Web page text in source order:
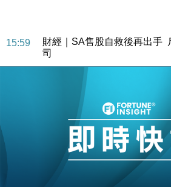
15:59
財經｜SA售股自救後再出手
司
財經｜精星香港夥菜鳥拓全
地產｜大酒店中期轉賺2300
國際｜特朗普赴洛杉磯高球
12:30
財經｜香港7月PMI回落至51